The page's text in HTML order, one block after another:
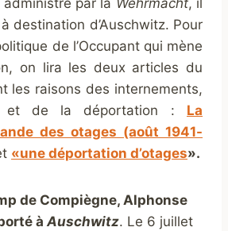
par la Wehrmacht, il
destination d’Auschwitz. Pour
de l’Occupant qui mène
on lira les deux articles du
les raisons des internements,
et de la déportation : La
des otages (août 1941-
«une déportation d’otages».
de Compiègne, Alphonse
àAuschwitz. Le 6 juillet